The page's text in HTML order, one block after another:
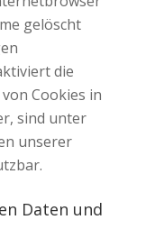
gelöscht
die
Cookies in
sind unter
unserer
Daten und